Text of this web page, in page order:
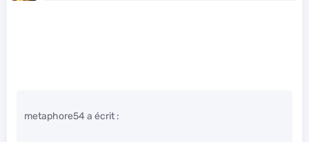
metaphore54 a écrit :